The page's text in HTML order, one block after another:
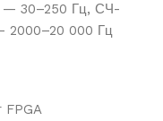
— 30–250 Гц, СЧ-
2000–20 000 Гц
FPGA